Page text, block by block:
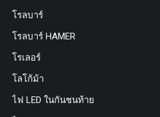
โรลบาร์
โรลบาร์ HAMER
โรเลอร์
โลโก้ม้า
ไฟ LED ในกันชนท้าย